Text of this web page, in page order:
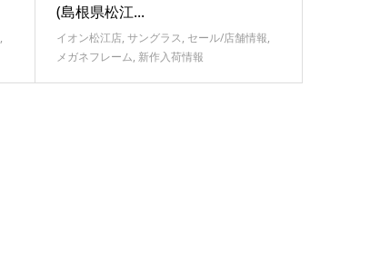
,
(島根県松江...
イオン松江店, サングラス, セール/店舗情報,
メガネフレーム, 新作入荷情報